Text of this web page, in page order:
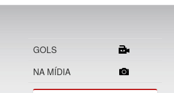
GOLS
NA MÍDIA